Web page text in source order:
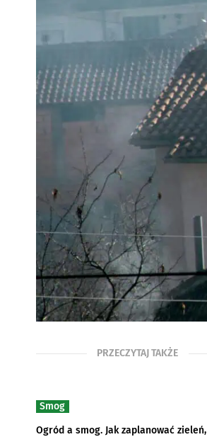
PRZECZYTAJ TAKŻE
Smog
Ogród a smog. Jak zaplanować zieleń,